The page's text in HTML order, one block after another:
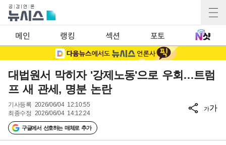
메인 랭킹 섹션 포토
대법원서 막히자 '강제노동'으로 우회…트럼
프 새 관세, 명분 논란
기사등록 2026/06/04 12:10:55
최종수정 2026/06/04 14:12:24
구글에서 선호하는 매체로 추가
가가